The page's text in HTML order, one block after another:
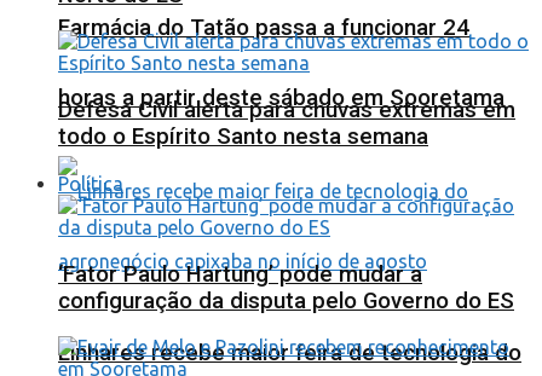
Farmácia do Tatão passa a funcionar 24
horas a partir deste sábado em Sooretama
Linhares recebe maior feira de tecnologia do
Defesa Civil alerta para chuvas extremas em
todo o Espírito Santo nesta semana
Política
‘Fator Paulo Hartung’ pode mudar a
configuração da disputa pelo Governo do ES